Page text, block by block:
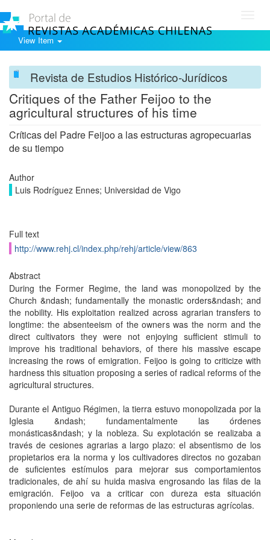
View Item
Revista de Estudios Histórico-Jurídicos
Critiques of the Father Feijoo to the
agricultural structures of his time
Críticas del Padre Feijoo a las estructuras agropecuarias
de su tiempo
Author
Luis Rodríguez Ennes; Universidad de Vigo
Full text
http://www.rehj.cl/index.php/rehj/article/view/863
Abstract
During the Former Regime, the land was monopolized by the
Church &ndash; fundamentally the monastic orders&ndash; and
the nobility. His exploitation realized across agrarian transfers to
longtime: the absenteeism of the owners was the norm and the
direct cultivators they were not enjoying sufficient stimuli to
improve his traditional behaviors, of there his massive escape
increasing the rows of emigration. Feijoo is going to criticize with
hardness this situation proposing a series of radical reforms of the
agricultural structures.
Durante el Antiguo Régimen, la tierra estuvo monopolizada por la
Iglesia &ndash; fundamentalmente las órdenes
monásticas&ndash; y la nobleza. Su explotación se realizaba a
través de cesiones agrarias a largo plazo: el absentismo de los
propietarios era la norma y los cultivadores directos no gozaban
de suficientes estímulos para mejorar sus comportamientos
tradicionales, de ahí su huida masiva engrosando las filas de la
emigración. Feijoo va a criticar con dureza esta situación
proponiendo una serie de reformas de las estructuras agrícolas.